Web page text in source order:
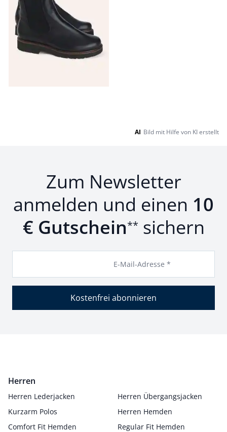
AI Bild mit Hilfe von KI erstellt
Zum Newsletter
anmelden und einen 10
€ Gutschein** sichern
E-Mail-Adresse *
Kostenfrei abonnieren
Herren
Herren Lederjacken
Herren Übergangsjacken
Kurzarm Polos
Herren Hemden
Comfort Fit Hemden
Regular Fit Hemden